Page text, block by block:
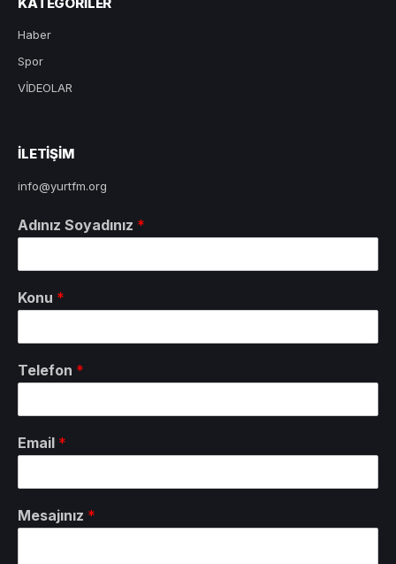
Haber
Spor
VİDEOLAR
ILETIŞIM
info@yurtfm.org
Adınız Soyadınız *
Konu *
Telefon *
Email *
Mesajınız *